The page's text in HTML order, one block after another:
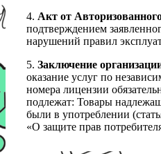
4. Акт от
подтверждением
нарушений правил
5. Заключение
оказание услуг по
номера лицензии
подлежат: Товары
были в употреблении
«О защите прав